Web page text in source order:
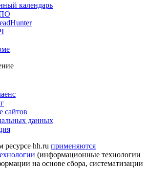
календарь
ПО
сайтов
данных
hh.ru применяются
(информационные технологии
на основе сбора, систематизации